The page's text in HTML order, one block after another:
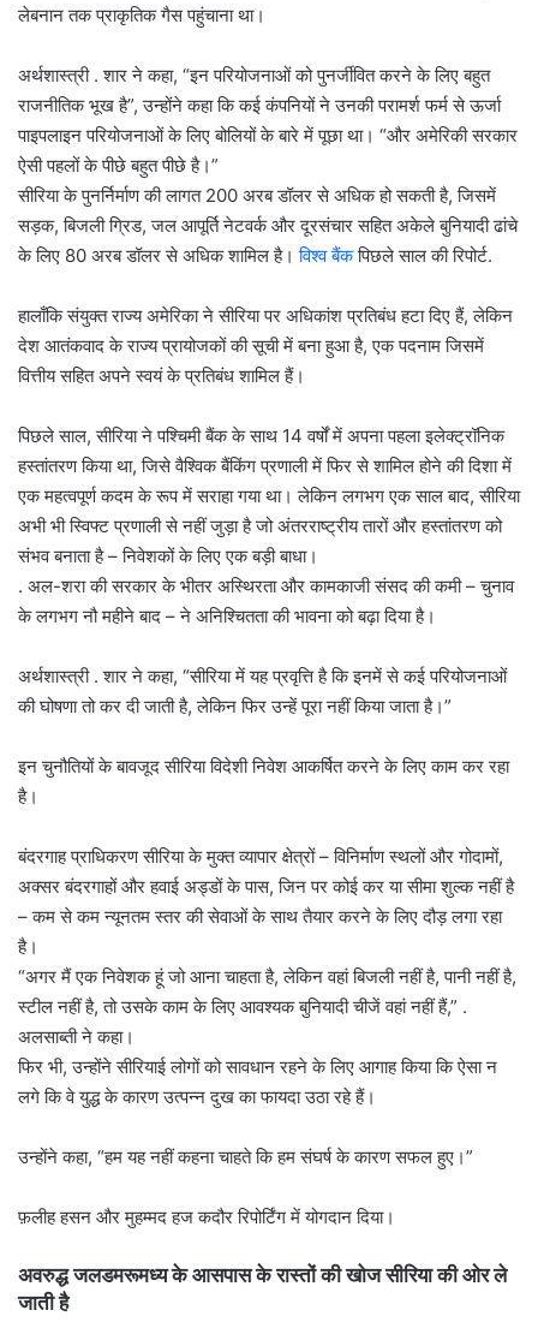
लेबनान तक प्राकृतिक गैस पहुंचाना था।
अर्थशास्त्री . शार ने कहा, “इन परियोजनाओं को पुनर्जीवित करने के लिए बहुत
राजनीतिक भूख है”, उन्होंने कहा कि कई कंपनियों ने उनकी परामर्श फर्म से ऊर्जा
पाइपलाइन परियोजनाओं के लिए बोलियों के बारे में पूछा था। “और अमेरिकी सरकार
ऐसी पहलों के पीछे बहुत पीछे है।”
सीरिया के पुनर्निर्माण की लागत 200 अरब डॉलर से अधिक हो सकती है, जिसमें
सड़क, बिजली ग्रिड, जल आपूर्ति नेटवर्क और दूरसंचार सहित अकेले बुनियादी ढांचे
के लिए 80 अरब डॉलर से अधिक शामिल है।विश्व बैंकपिछले साल की रिपोर्ट.
हालाँकि संयुक्त राज्य अमेरिका ने सीरिया पर अधिकांश प्रतिबंध हटा दिए हैं, लेकिन
देश आतंकवाद के राज्य प्रायोजकों की सूची में बना हुआ है, एक पदनाम जिसमें
वित्तीय सहित अपने स्वयं के प्रतिबंध शामिल हैं।
पिछले साल, सीरिया ने पश्चिमी बैंक के साथ 14 वर्षों में अपना पहला इलेक्ट्रॉनिक
हस्तांतरण किया था, जिसे वैश्विक बैंकिंग प्रणाली में फिर से शामिल होने की दिशा में
एक महत्वपूर्ण कदम के रूप में सराहा गया था। लेकिन लगभग एक साल बाद, सीरिया
अभी भी स्विफ्ट प्रणाली से नहीं जुड़ा है जो अंतरराष्ट्रीय तारों और हस्तांतरण को
संभव बनाता है – निवेशकों के लिए एक बड़ी बाधा।
. अल-शरा की सरकार के भीतर अस्थिरता और कामकाजी संसद की कमी – चुनाव
के लगभग नौ महीने बाद – ने अनिश्चितता की भावना को बढ़ा दिया है।
अर्थशास्त्री . शार ने कहा, “सीरिया में यह प्रवृत्ति है कि इनमें से कई परियोजनाओं
की घोषणा तो कर दी जाती है, लेकिन फिर उन्हें पूरा नहीं किया जाता है।”
इन चुनौतियों के बावजूद सीरिया विदेशी निवेश आकर्षित करने के लिए काम कर रहा
है।
बंदरगाह प्राधिकरण सीरिया के मुक्त व्यापार क्षेत्रों – विनिर्माण स्थलों और गोदामों,
अक्सर बंदरगाहों और हवाई अड्डों के पास, जिन पर कोई कर या सीमा शुल्क नहीं है
– कम से कम न्यूनतम स्तर की सेवाओं के साथ तैयार करने के लिए दौड़ लगा रहा
है।
“अगर मैं एक निवेशक हूं जो आना चाहता है, लेकिन वहां बिजली नहीं है, पानी नहीं है,
स्टील नहीं है, तो उसके काम के लिए आवश्यक बुनियादी चीजें वहां नहीं हैं,” .
अलसाब्ती ने कहा।
फिर भी, उन्होंने सीरियाई लोगों को सावधान रहने के लिए आगाह किया कि ऐसा न
लगे कि वे युद्ध के कारण उत्पन्न दुख का फायदा उठा रहे हैं।
उन्होंने कहा, “हम यह नहीं कहना चाहते कि हम संघर्ष के कारण सफल हुए।”
फ़लीह हसन और मुहम्मद हज कदौर रिपोर्टिंग में योगदान दिया।
अवरुद्ध जलडमरूमध्य के आसपास के रास्तों की खोज सीरिया की ओर ले
जाती है